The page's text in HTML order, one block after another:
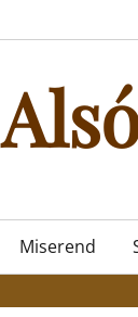
Miserend